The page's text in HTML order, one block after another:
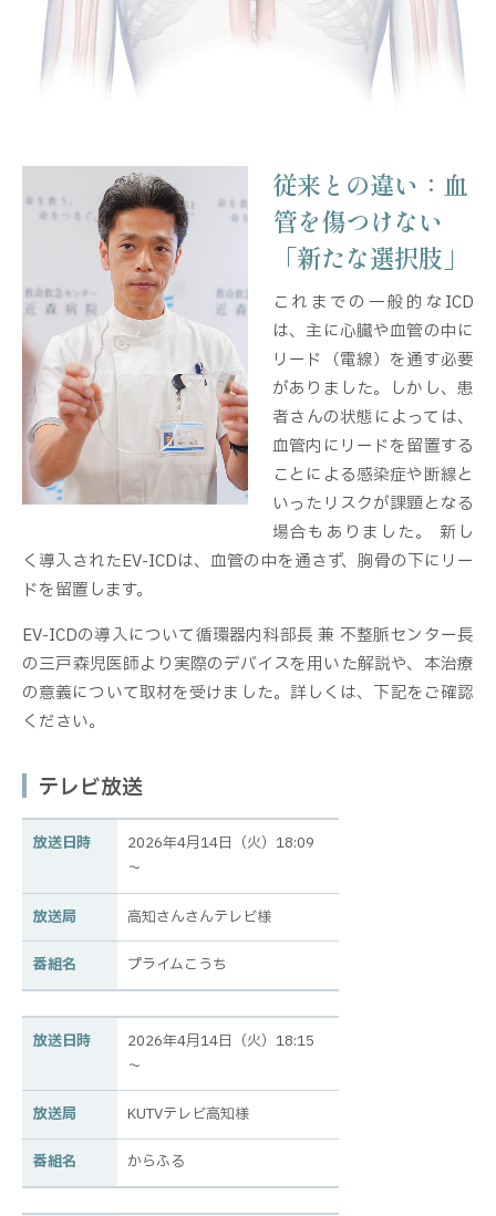
従来との違い：血
管を傷つけない
「新たな選択肢」
これまでの一般的なICD
は、主に心臓や血管の中に
リード（電線）を通す必要
がありました。しかし、患
者さんの状態によっては、
血管内にリードを留置する
ことによる感染症や断線と
いったリスクが課題となる
場合もありました。 新し
く導入されたEV-ICDは、血管の中を通さず、胸骨の下にリー
ドを留置します。
EV-ICDの導入について循環器内科部長 兼 不整脈センター長
の三戸森児医師より実際のデバイスを用いた解説や、本治療
の意義について取材を受けました。詳しくは、下記をご確認
ください。
テレビ放送
放送日時
2026年4月14日（火）18:09
～
放送局 高知さんさんテレビ様
番組名 プライムこうち
放送日時
2026年4月14日（火）18:15
～
放送局 KUTVテレビ高知様
番組名 からふる